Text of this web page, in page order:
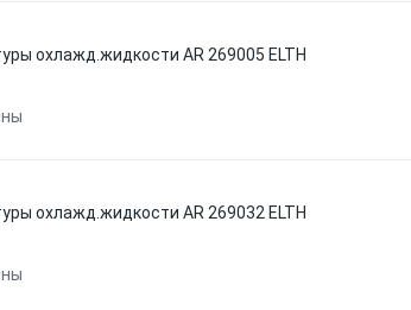
охлажд.жидкости AR 269005 ELTH
охлажд.жидкости AR 269032 ELTH